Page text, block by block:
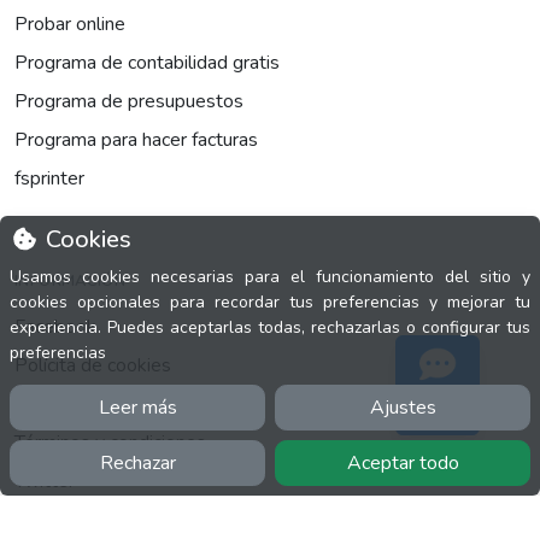
Cookies
Usamos cookies necesarias para el funcionamiento del sitio y
cookies opcionales para recordar tus preferencias y mejorar tu
experiencia. Puedes aceptarlas todas, rechazarlas o configurar tus
preferencias
Leer más Ajustes
Rechazar Aceptar todo
Probar online
Programa de contabilidad gratis
Programa de presupuestos
Programa para hacer facturas
fsprinter
INFORMACIÓN
Facebook
Polícita de cookies
Política de privacidad
Términos y condiciones
Twitter
Soporte